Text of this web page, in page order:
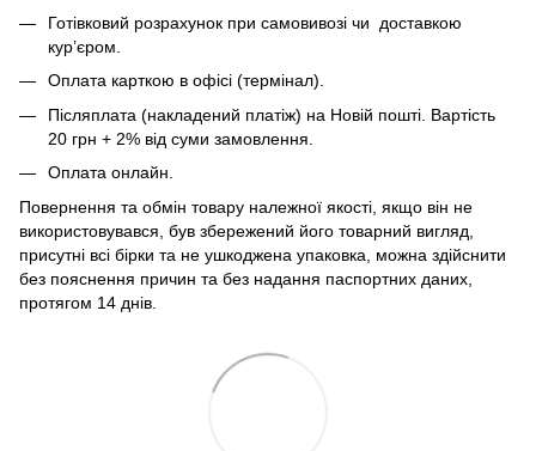
Готівковий розрахунок при самовивозі чи доставкою
кур’єром.
Оплата карткою в офісі (термінал).
Післяплата (накладений платіж) на Новій пошті. Вартість
20 грн + 2% від суми замовлення.
Оплата онлайн.
Повернення та обмін товару належної якості, якщо він не
використовувався, був збережений його товарний вигляд,
присутні всі бірки та не ушкоджена упаковка, можна здійснити
без пояснення причин та без надання паспортних даних,
протягом 14 днів.